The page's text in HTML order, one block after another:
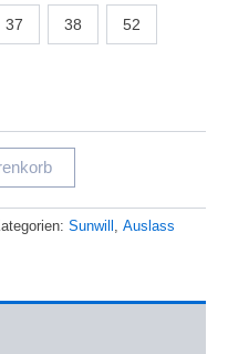
37 38 52
Sunwill , Auslass